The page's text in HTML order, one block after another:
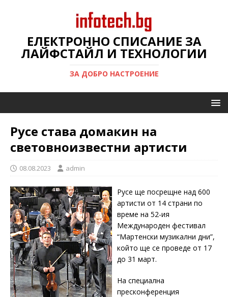
ЕЛЕКТРОННО СПИСАНИЕ ЗА
ЛАЙФСТАЙЛ И ТЕХНОЛОГИИ
ЗА ДОБРО НАСТРОЕНИЕ
Русе става домакин на
световноизвестни артисти
08.08.2023 admin
Русе ще посрещне над 600
артисти от 14 страни по
време на 52-ия
Международен фестивал
“Мартенски музикални дни”,
който ще се проведе от 17
до 31 март.
На специална
пресконференция